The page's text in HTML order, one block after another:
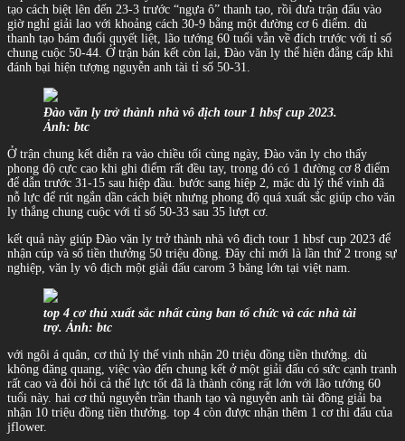
tạo cách biệt lên đến 23-3 trước “ngựa ô” thanh tạo, rồi đưa trận đấu vào
giờ nghỉ giải lao với khoảng cách 30-9 bằng một đường cơ 6 điểm. dù
thanh tạo bám đuổi quyết liệt, lão tướng 60 tuổi vẫn về đích trước với tỉ số
chung cuộc 50-44. Ở trận bán kết còn lại, Đào văn ly thể hiện đẳng cấp khi
đánh bại hiện tượng nguyễn anh tài tỉ số 50-31.
Đào văn ly trở thành nhà vô địch tour 1 hbsf cup 2023.
Ảnh: btc
Ở trận chung kết diễn ra vào chiều tối cùng ngày, Đào văn ly cho thấy
phong độ cực cao khi ghi điểm rất đều tay, trong đó có 1 đường cơ 8 điểm
để dẫn trước 31-15 sau hiệp đầu. bước sang hiệp 2, mặc dù lý thế vinh đã
nỗ lực để rút ngắn dần cách biệt nhưng phong độ quá xuất sắc giúp cho văn
ly thắng chung cuộc với tỉ số 50-33 sau 35 lượt cơ.
kết quả này giúp Đào văn ly trở thành nhà vô địch tour 1 hbsf cup 2023 để
nhận cúp và số tiền thưởng 50 triệu đồng. Đây chỉ mới là lần thứ 2 trong sự
nghiệp, văn ly vô địch một giải đấu carom 3 băng lớn tại việt nam.
top 4 cơ thủ xuất sắc nhất cùng ban tổ chức và các nhà tài
trợ. Ảnh: btc
với ngôi á quân, cơ thủ lý thế vinh nhận 20 triệu đồng tiền thưởng. dù
không đăng quang, việc vào đến chung kết ở một giải đấu có sức cạnh tranh
rất cao và đòi hỏi cả thế lực tốt đã là thành công rất lớn với lão tướng 60
tuổi này. hai cơ thủ nguyễn trần thanh tạo và nguyễn anh tài đồng giải ba
nhận 10 triệu đồng tiền thưởng. top 4 còn được nhận thêm 1 cơ thi đấu của
jflower.